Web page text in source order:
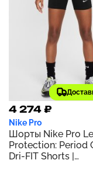
4 274 ₽
Nike Pro
Шорты Nike Pro
Protection: Period
Dri-FIT Shorts |